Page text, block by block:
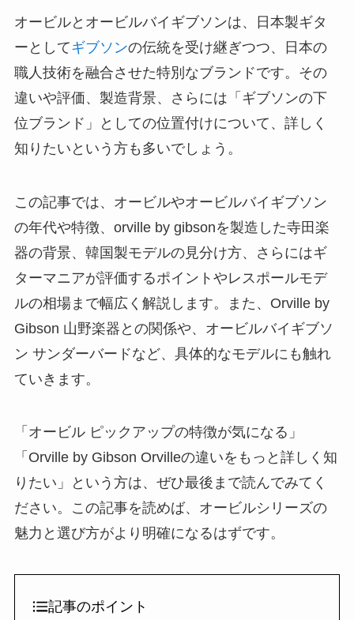
オービルとオービルバイギブソンは、日本製ギタ
ーとしてギブソンの伝統を受け継ぎつつ、日本の
職人技術を融合させた特別なブランドです。その
違いや評価、製造背景、さらには「ギブソンの下
位ブランド」としての位置付けについて、詳しく
知りたいという方も多いでしょう。
この記事では、オービルやオービルバイギブソン
の年代や特徴、orville by gibsonを製造した寺田楽
器の背景、韓国製モデルの見分け方、さらにはギ
ターマニアが評価するポイントやレスポールモデ
ルの相場まで幅広く解説します。また、Orville by
Gibson 山野楽器との関係や、オービルバイギブソ
ン サンダーバードなど、具体的なモデルにも触れ
ていきます。
「オービル ピックアップの特徴が気になる」
「Orville by Gibson Orvilleの違いをもっと詳しく知
りたい」という方は、ぜひ最後まで読んでみてく
ださい。この記事を読めば、オービルシリーズの
魅力と選び方がより明確になるはずです。
記事のポイント